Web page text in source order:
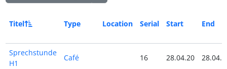
Titel Type Location Serial Start End
Sprechstunde
H1
Café 16 28.04.20